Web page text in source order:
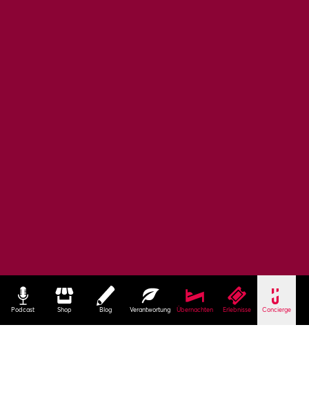
Podcast Shop Blog Verantwortung Übernachten Erlebnisse Concierge